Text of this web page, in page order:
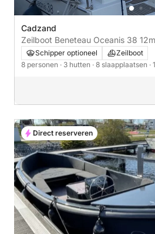
Cadzand
Zeilboot Beneteau Oceanis 38 12m
Schipper optioneel
Zeilboot
8 personen · 3 hutten · 8 slaapplaatsen ·
Direct reserveren